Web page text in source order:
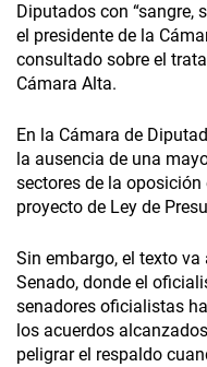
Diputados con “sangre,
el presidente de la
consultado sobre el
Cámara Alta.
En la Cámara de
la ausencia de una
sectores de la
proyecto de Ley de
Sin embargo, el texto
Senado, donde el
senadores oficialistas
los acuerdos
peligrar el respaldo